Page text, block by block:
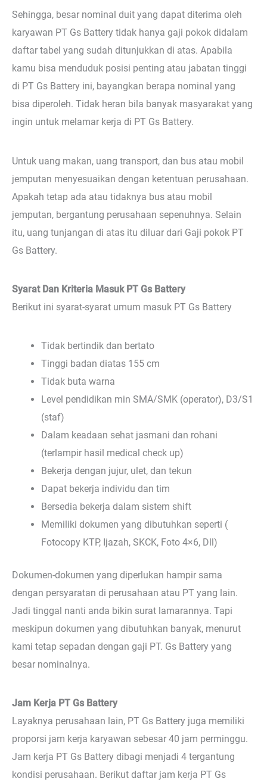
Sehingga, besar nominal duit yang dapat diterima oleh
karyawan PT Gs Battery tidak hanya gaji pokok didalam
daftar tabel yang sudah ditunjukkan di atas. Apabila
kamu bisa menduduk posisi penting atau jabatan tinggi
di PT Gs Battery ini, bayangkan berapa nominal yang
bisa diperoleh. Tidak heran bila banyak masyarakat yang
ingin untuk melamar kerja di PT Gs Battery.
Untuk uang makan, uang transport, dan bus atau mobil
jemputan menyesuaikan dengan ketentuan perusahaan.
Apakah tetap ada atau tidaknya bus atau mobil
jemputan, bergantung perusahaan sepenuhnya. Selain
itu, uang tunjangan di atas itu diluar dari Gaji pokok PT
Gs Battery.
Syarat Dan Kriteria Masuk PT Gs Battery
Berikut ini syarat-syarat umum masuk PT Gs Battery
Tidak bertindik dan bertato
Tinggi badan diatas 155 cm
Tidak buta warna
Level pendidikan min SMA/SMK (operator), D3/S1
(staf)
Dalam keadaan sehat jasmani dan rohani
(terlampir hasil medical check up)
Bekerja dengan jujur, ulet, dan tekun
Dapat bekerja individu dan tim
Bersedia bekerja dalam sistem shift
Memiliki dokumen yang dibutuhkan seperti (
Fotocopy KTP, Ijazah, SKCK, Foto 4×6, Dll)
Dokumen-dokumen yang diperlukan hampir sama
dengan persyaratan di perusahaan atau PT yang lain.
Jadi tinggal nanti anda bikin surat lamarannya. Tapi
meskipun dokumen yang dibutuhkan banyak, menurut
kami tetap sepadan dengan gaji PT. Gs Battery yang
besar nominalnya.
Jam Kerja PT Gs Battery
Layaknya perusahaan lain, PT Gs Battery juga memiliki
proporsi jam kerja karyawan sebesar 40 jam perminggu.
Jam kerja PT Gs Battery dibagi menjadi 4 tergantung
kondisi perusahaan. Berikut daftar jam kerja PT Gs